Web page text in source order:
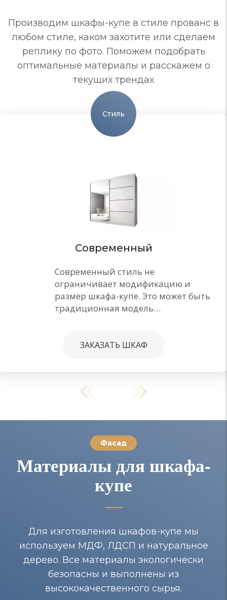
Производим шкафы-купе в стиле прованс в
любом стиле, каком захотите или сделаем
реплику по фото. Поможем подобрать
оптимальные материалы и расскажем о
текущих трендах
Стиль
Современный
Современный стиль не
ограничивает модификацию и
размер шкафа-купе. Это может быть
традиционная модель…
ЗАКАЗАТЬ ШКАФ
Фасад
Материалы для шкафа-
купе
Для изготовления шкафов-купе мы
используем МДФ, ЛДСП и натуральное
дерево. Все материалы экологически
безопасны и выполнены из
высококачественного сырья.